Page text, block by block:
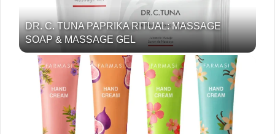
DR. C. TUNA PAPRIKA RITUAL: MASSAGE
SOAP & MASSAGE GEL